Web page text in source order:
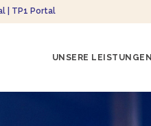
TP1 Portal
UNSERE LEISTUNGEN